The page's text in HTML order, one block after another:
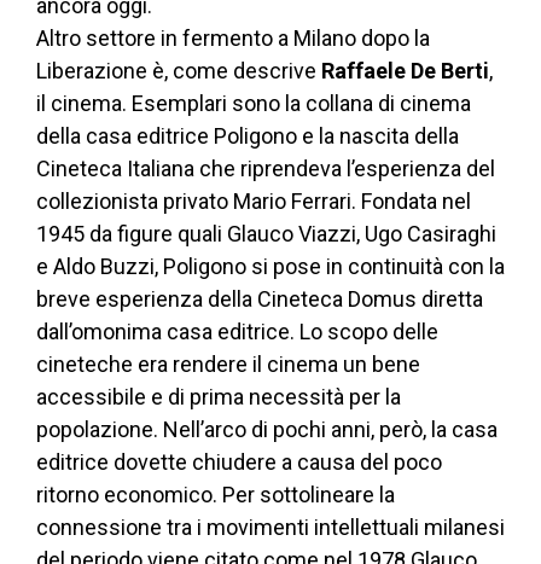
ancora oggi.
Altro settore in fermento a Milano dopo la
Liberazione è, come descrive Raffaele De Berti,
il cinema. Esemplari sono la collana di cinema
della casa editrice Poligono e la nascita della
Cineteca Italiana che riprendeva l’esperienza del
collezionista privato Mario Ferrari. Fondata nel
1945 da figure quali Glauco Viazzi, Ugo Casiraghi
e Aldo Buzzi, Poligono si pose in continuità con la
breve esperienza della Cineteca Domus diretta
dall’omonima casa editrice. Lo scopo delle
cineteche era rendere il cinema un bene
accessibile e di prima necessità per la
popolazione. Nell’arco di pochi anni, però, la casa
editrice dovette chiudere a causa del poco
ritorno economico. Per sottolineare la
connessione tra i movimenti intellettuali milanesi